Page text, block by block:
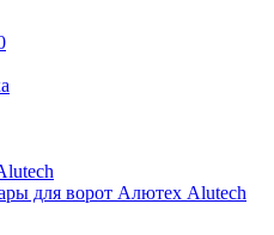
для ворот Алютех Alutech